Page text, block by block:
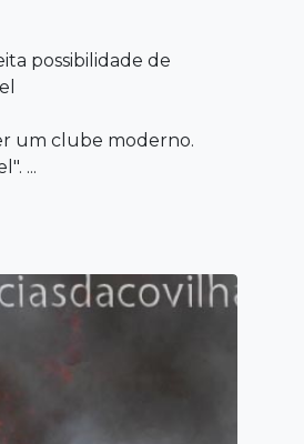
possibilidade de
um clube moderno.
...